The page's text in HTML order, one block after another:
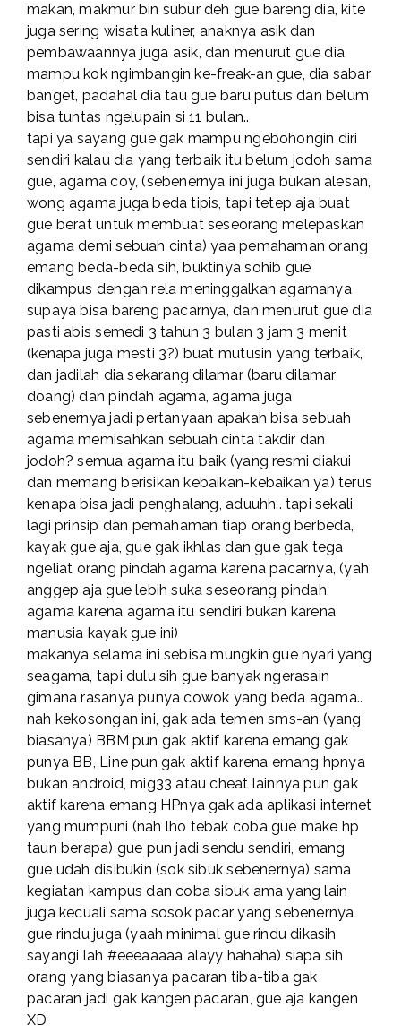
makan, makmur bin subur deh gue bareng dia, kite
juga sering wisata kuliner, anaknya asik dan
pembawaannya juga asik, dan menurut gue dia
mampu kok ngimbangin ke-freak-an gue, dia sabar
banget, padahal dia tau gue baru putus dan belum
bisa tuntas ngelupain si 11 bulan..
tapi ya sayang gue gak mampu ngebohongin diri
sendiri kalau dia yang terbaik itu belum jodoh sama
gue, agama coy, (sebenernya ini juga bukan alesan,
wong agama juga beda tipis, tapi tetep aja buat
gue berat untuk membuat seseorang melepaskan
agama demi sebuah cinta) yaa pemahaman orang
emang beda-beda sih, buktinya sohib gue
dikampus dengan rela meninggalkan agamanya
supaya bisa bareng pacarnya, dan menurut gue dia
pasti abis semedi 3 tahun 3 bulan 3 jam 3 menit
(kenapa juga mesti 3?) buat mutusin yang terbaik,
dan jadilah dia sekarang dilamar (baru dilamar
doang) dan pindah agama, agama juga
sebenernya jadi pertanyaan apakah bisa sebuah
agama memisahkan sebuah cinta takdir dan
jodoh? semua agama itu baik (yang resmi diakui
dan memang berisikan kebaikan-kebaikan ya) terus
kenapa bisa jadi penghalang, aduuhh.. tapi sekali
lagi prinsip dan pemahaman tiap orang berbeda,
kayak gue aja, gue gak ikhlas dan gue gak tega
ngeliat orang pindah agama karena pacarnya, (yah
anggep aja gue lebih suka seseorang pindah
agama karena agama itu sendiri bukan karena
manusia kayak gue ini)
makanya selama ini sebisa mungkin gue nyari yang
seagama, tapi dulu sih gue banyak ngerasain
gimana rasanya punya cowok yang beda agama..
nah kekosongan ini, gak ada temen sms-an (yang
biasanya) BBM pun gak aktif karena emang gak
punya BB, Line pun gak aktif karena emang hpnya
bukan android, mig33 atau cheat lainnya pun gak
aktif karena emang HPnya gak ada aplikasi internet
yang mumpuni (nah lho tebak coba gue make hp
taun berapa) gue pun jadi sendu sendiri, emang
gue udah disibukin (sok sibuk sebenernya) sama
kegiatan kampus dan coba sibuk ama yang lain
juga kecuali sama sosok pacar yang sebenernya
gue rindu juga (yaah minimal gue rindu dikasih
sayangi lah #eeeaaaaa alayy hahaha) siapa sih
orang yang biasanya pacaran tiba-tiba gak
pacaran jadi gak kangen pacaran, gue aja kangen
XD